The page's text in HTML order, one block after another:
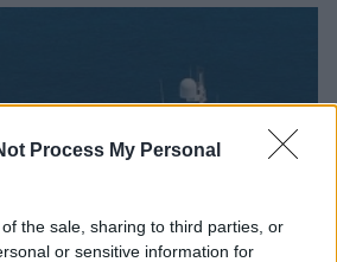
Process My Personal
the sale, sharing to third parties, or
or sensitive information for